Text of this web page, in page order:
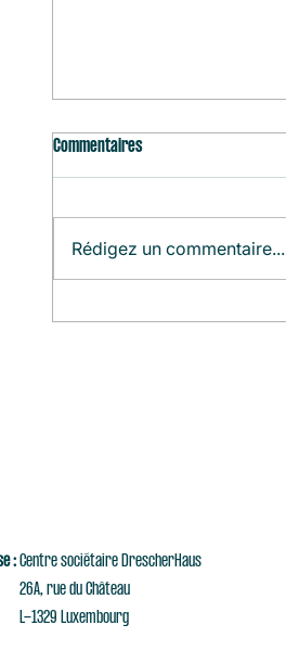
Agenda du Mois (Août)
Commentaires
Rédigez un commentaire...
:Centre sociétaire DrescherHaus
rue du Château
Luxembourg